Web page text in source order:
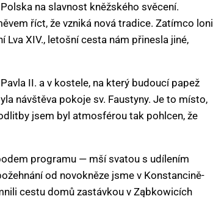
na slavnost kněžského svěcení.
říct, že vzniká nová tradice. Zatímco loni
Lva XIV., letošní cesta nám přinesla jiné,
II. a v kostele, na který budoucí papež
návštěva pokoje sv. Faustyny. Je to místo,
jsem byl atmosférou tak pohlcen, že
programu — mší svatou s udílením
od novokněze jsme v Konstancině-
cestu domů zastávkou v Ząbkowicích